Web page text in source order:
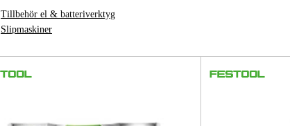
Arbetskläder & Skydd
Skog & Trädgård Hem & Fritid
Tillbehör el & batteriverktyg
Slipmaskiner
Kap- & gersågar
Stativ & bord